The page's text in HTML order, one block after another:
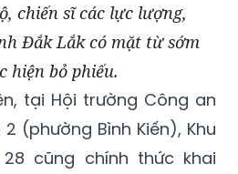
chiến sĩ các lực lượng,
Đắk Lắk có mặt từ sớm
hiện bỏ phiếu.
tại Hội trường Công an
(phường Bình Kiến), Khu
cũng chính thức khai